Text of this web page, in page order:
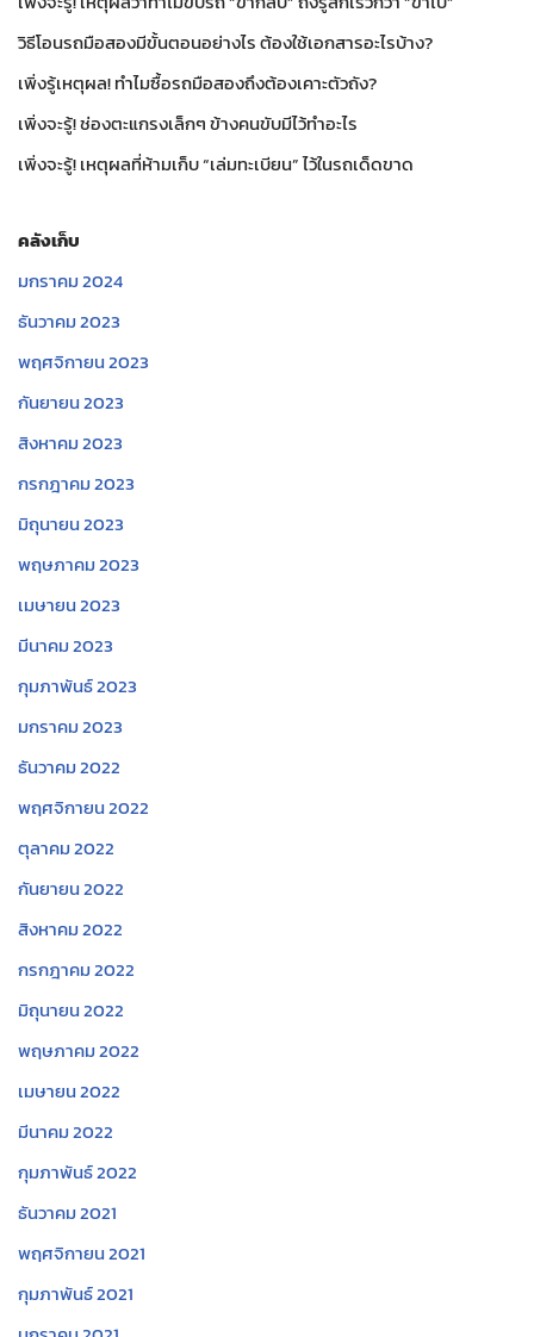
วิธีโอนรถมือสองมีขั้นตอนอย่างไร ต้องใช้เอกสารอะไรบ้าง?
เพิ่งรู้เหตุผล! ทำไมซื้อรถมือสองถึงต้องเคาะตัวถัง?
เพิ่งจะรู้! ช่องตะแกรงเล็กๆ ข้างคนขับมีไว้ทำอะไร
เพิ่งจะรู้! เหตุผลที่ห้ามเก็บ “เล่มทะเบียน” ไว้ในรถเด็ดขาด
คลังเก็บ
มกราคม 2024
ธันวาคม 2023
พฤศจิกายน 2023
กันยายน 2023
สิงหาคม 2023
กรกฎาคม 2023
มิถุนายน 2023
พฤษภาคม 2023
เมษายน 2023
มีนาคม 2023
กุมภาพันธ์ 2023
มกราคม 2023
ธันวาคม 2022
พฤศจิกายน 2022
ตุลาคม 2022
กันยายน 2022
สิงหาคม 2022
กรกฎาคม 2022
มิถุนายน 2022
พฤษภาคม 2022
เมษายน 2022
มีนาคม 2022
กุมภาพันธ์ 2022
ธันวาคม 2021
พฤศจิกายน 2021
กุมภาพันธ์ 2021